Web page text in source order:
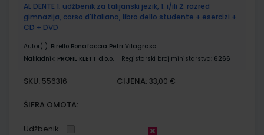
AL DENTE 1; udžbenik za talijanski jezik, 1. i/ili 2. razred
gimnazija, corso d'italiano, libro dello studente + esercizi +
CD + DVD
Autor(i): Birello Bonafaccia Petri Vilagrasa
Nakladnik: PROFIL KLETT d.o.o. Registarski broj ministarstva: 6266
SKU: 556316 CIJENA: 33,00 €
ŠIFRA OMOTA:
Udžbenik